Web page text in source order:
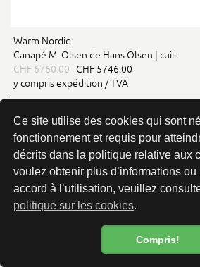
Politique de confidentialité
Ce site utilise des cookies qui sont
fonctionnement et requis pour
décrits dans la politique relative aux
voulez obtenir plus d’informations
accord à l’utilisation, veuillez
politique sur les cookies.
Compris!
Warm Nordic
Canapé M. Olsen de Hans Olsen | cuir
CHF 6760.00 CHF 5746.00
y compris expédition / TVA